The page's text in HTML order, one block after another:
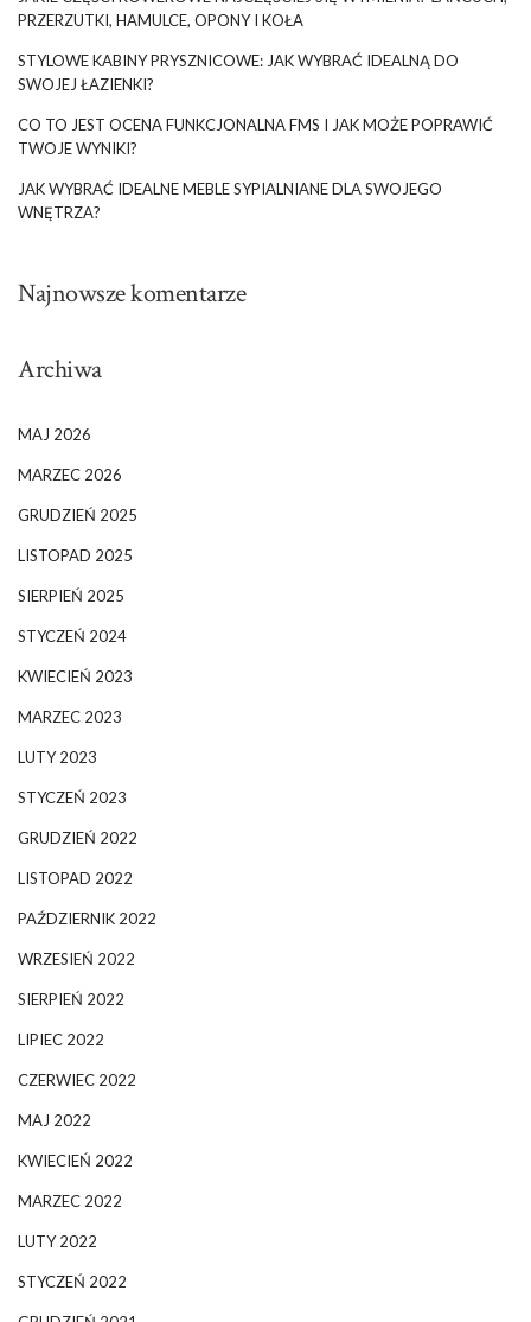
PRZERZUTKI, HAMULCE, OPONY I KOŁA
STYLOWE KABINY PRYSZNICOWE: JAK WYBRAĆ IDEALNĄ DO
SWOJEJ ŁAZIENKI?
CO TO JEST OCENA FUNKCJONALNA FMS I JAK MOŻE POPRAWIĆ
TWOJE WYNIKI?
JAK WYBRAĆ IDEALNE MEBLE SYPIALNIANE DLA SWOJEGO
WNĘTRZA?
Najnowsze komentarze
Archiwa
MAJ 2026
MARZEC 2026
GRUDZIEŃ 2025
LISTOPAD 2025
SIERPIEŃ 2025
STYCZEŃ 2024
KWIECIEŃ 2023
MARZEC 2023
LUTY 2023
STYCZEŃ 2023
GRUDZIEŃ 2022
LISTOPAD 2022
PAŹDZIERNIK 2022
WRZESIEŃ 2022
SIERPIEŃ 2022
LIPIEC 2022
CZERWIEC 2022
MAJ 2022
KWIECIEŃ 2022
MARZEC 2022
LUTY 2022
STYCZEŃ 2022